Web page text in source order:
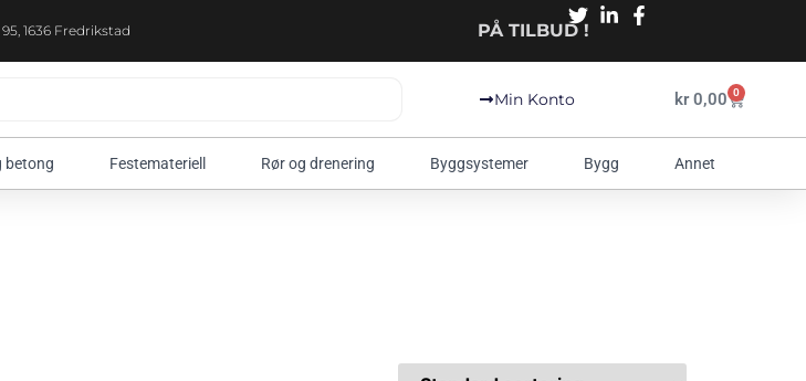
1636 Fredrikstad PÅ TILBUD !
Min Konto kr0,00 0
betong Festemateriell Rør og drenering Byggsystemer Bygg Annet